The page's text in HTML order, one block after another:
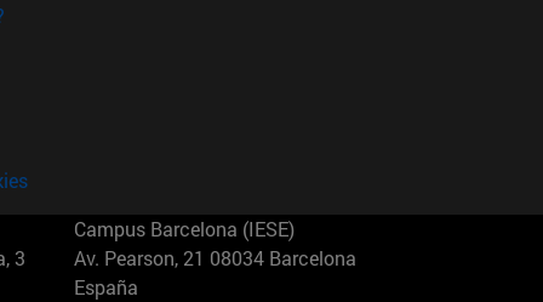
3
Campus Barcelona (IESE)
Av. Pearson, 21 08034 Barcelona
España